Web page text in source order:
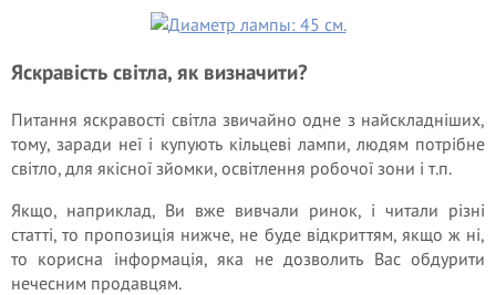
Яскравість світла, як визначити?
Питання яскравості світла звичайно одне з найскладніших,
тому, заради неї і купують кільцеві лампи, людям потрібне
світло, для якісної зйомки, освітлення робочої зони і т.п.
Якщо, наприклад, Ви вже вивчали ринок, і читали різні
статті, то пропозиція нижче, не буде відкриттям, якщо ж ні,
то корисна інформація, яка не дозволить Вас обдурити
нечесним продавцям.